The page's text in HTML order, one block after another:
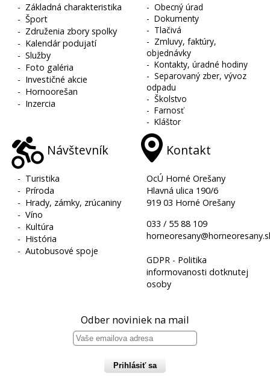
- Základná charakteristika
-Šport
- Združenia zbory spolky
- Kalendár podujatí
-Služby
- Foto galéria
- Investičné akcie
- Hornoorešan
- Inzercia
-Obecný úrad
-Dokumenty
- Tlačivá
- Zmluvy, faktúry,
objednávky
-Kontakty, úradné hodiny
-Separovaný zber, vývoz
odpadu
-Školstvo
-Farnosť
-Kláštor
Návštevník
- Turistika
- Príroda
- Hrady, zámky, zrúcaniny
-Víno
- Kultúra
- História
-Autobusové spoje
Kontakt
OcÚ Horné Orešany
Hlavná ulica 190/6
919 03 Horné Orešany
033 / 55 88 109
GDPR - Politika
informovanosti dotknutej
osoby
Odber noviniek na mail
Prihlásiť sa